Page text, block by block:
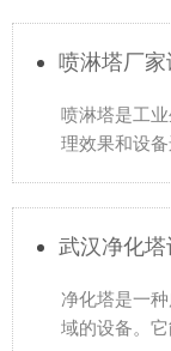
喷淋塔厂
喷淋塔是工
理效果和设
武汉净化
净化塔是一
域的设备。